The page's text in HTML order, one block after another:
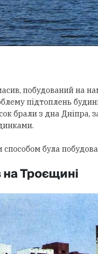
побудований на
підтоплень
брали з дна
була
на Троєщині